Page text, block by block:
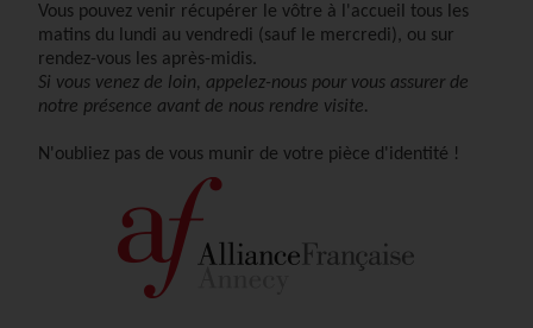
Vous pouvez venir récupérer le vôtre à l'accueil tous les
matins du lundi au vendredi (sauf le mercredi), ou sur
rendez-vous les après-midis.
Si vous venez de loin, appelez-nous pour vous assurer de
notre présence avant de nous rendre visite.
N'oubliez pas de vous munir de votre pièce d'identité !